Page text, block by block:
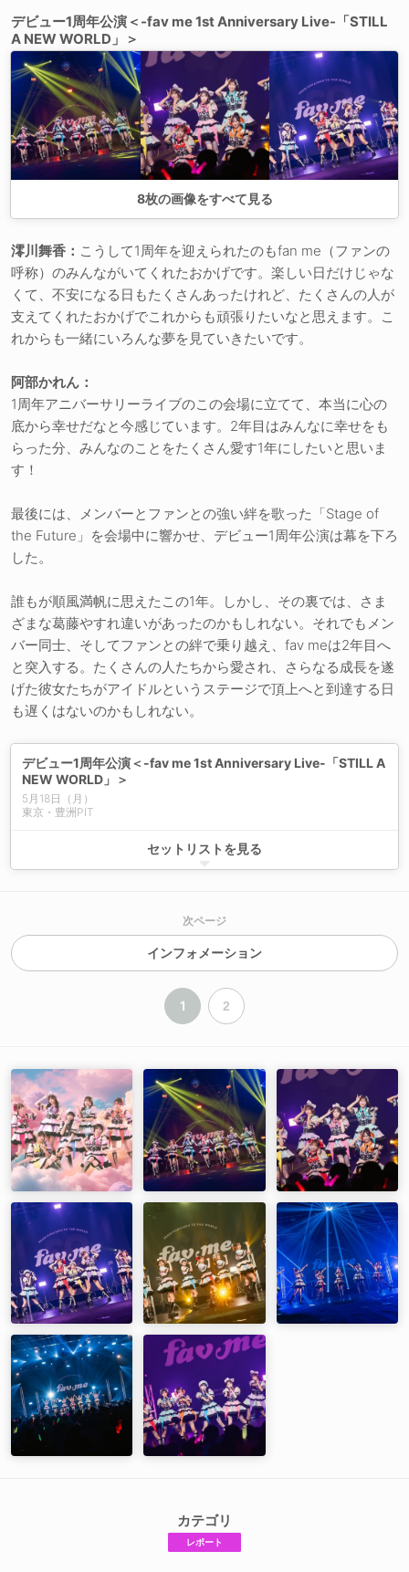
デビュー1周年公演＜-fav me 1st Anniversary Live-「STILL
A NEW WORLD」＞
8枚の画像をすべて見る
澪川舞香： こうして1周年を迎えられたのもfan me（ファンの
呼称）のみんながいてくれたおかげです。楽しい日だけじゃな
くて、不安になる日もたくさんあったけれど、たくさんの人が
支えてくれたおかげでこれからも頑張りたいなと思えます。こ
れからも一緒にいろんな夢を見ていきたいです。
阿部かれん：
1周年アニバーサリーライブのこの会場に立てて、本当に心の
底から幸せだなと今感じています。2年目はみんなに幸せをも
らった分、みんなのことをたくさん愛す1年にしたいと思いま
す！
最後には、メンバーとファンとの強い絆を歌った「Stage of
the Future」を会場中に響かせ、デビュー1周年公演は幕を下ろ
した。
誰もが順風満帆に思えたこの1年。しかし、その裏では、さま
ざまな葛藤やすれ違いがあったのかもしれない。それでもメン
バー同士、そしてファンとの絆で乗り越え、fav meは2年目へ
と突入する。たくさんの人たちから愛され、さらなる成長を遂
げた彼女たちがアイドルというステージで頂上へと到達する日
も遅くはないのかもしれない。
デビュー1周年公演＜-fav me 1st Anniversary Live-「STILL A
NEW WORLD」＞
5月18日（月）
東京・豊洲PIT
02 ちゅーしよう
05 ケーキを食べればいいんじゃない!?
06 あの空はずっとキミの色、君が好きだ、わんだーらんっ！メ
14 アストラ
ENCORE
15 ワタシイロ
16 Stage of the Future
セットリストを見る
次ページ
インフォメーション
1 2
カテゴリ
レポート